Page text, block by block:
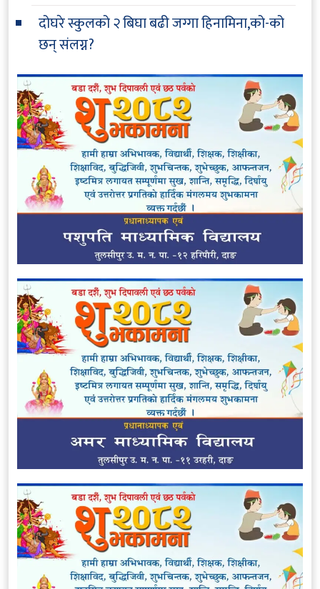
दोघरे स्कुलको २ बिघा बढी जग्गा हिनामिना,को-को
छन् संलग्न?